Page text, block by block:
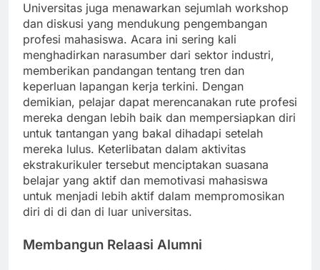
Universitas juga menawarkan sejumlah workshop
dan diskusi yang mendukung pengembangan
profesi mahasiswa. Acara ini sering kali
menghadirkan narasumber dari sektor industri,
memberikan pandangan tentang tren dan
keperluan lapangan kerja terkini. Dengan
demikian, pelajar dapat merencanakan rute profesi
mereka dengan lebih baik dan mempersiapkan diri
untuk tantangan yang bakal dihadapi setelah
mereka lulus. Keterlibatan dalam aktivitas
ekstrakurikuler tersebut menciptakan suasana
belajar yang aktif dan memotivasi mahasiswa
untuk menjadi lebih aktif dalam mempromosikan
diri di di dan di luar universitas.
Membangun Relaasi Alumni